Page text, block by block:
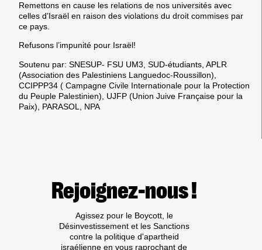
Remettons en cause les relations de nos universités avec
celles d’Israël en raison des violations du droit commises par
ce pays.
Refusons l’impunité pour Israël!
Soutenu par: SNESUP- FSU UM3, SUD-étudiants, APLR
(Association des Palestiniens Languedoc-Roussillon),
CCIPPP34 ( Campagne Civile Internationale pour la Protection
du Peuple Palestinien), UJFP (Union Juive Française pour la
Paix), PARASOL, NPA
Rejoignez-nous !
Agissez pour le Boycott, le
Désinvestissement et les Sanctions
contre la politique d'apartheid
israélienne en vous raprochant de